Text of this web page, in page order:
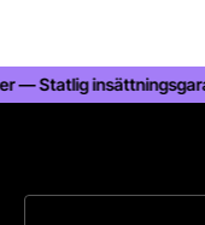
Statlig